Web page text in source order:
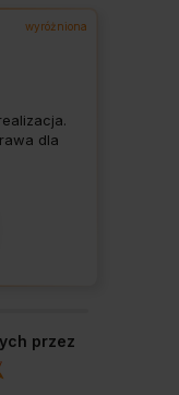
wyróżniona
dla
przez